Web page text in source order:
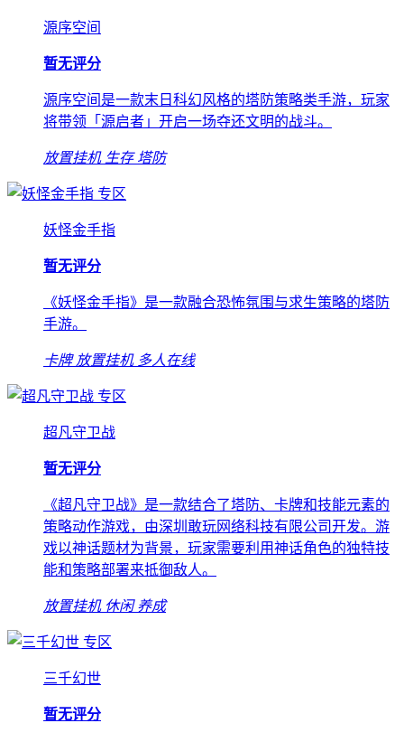
源序空间
暂无评分
源序空间是一款末日科幻风格的塔防策略类手游，玩家
将带领「源启者」开启一场夺还文明的战斗。
放置挂机 生存 塔防
专区
妖怪金手指
暂无评分
《妖怪金手指》是一款融合恐怖氛围与求生策略的塔防
手游。
卡牌 放置挂机 多人在线
专区
超凡守卫战
暂无评分
《超凡守卫战》是一款结合了塔防、卡牌和技能元素的
策略动作游戏，由深圳敢玩网络科技有限公司开发。游
戏以神话题材为背景，玩家需要利用神话角色的独特技
能和策略部署来抵御敌人。
放置挂机 休闲 养成
专区
三千幻世
暂无评分